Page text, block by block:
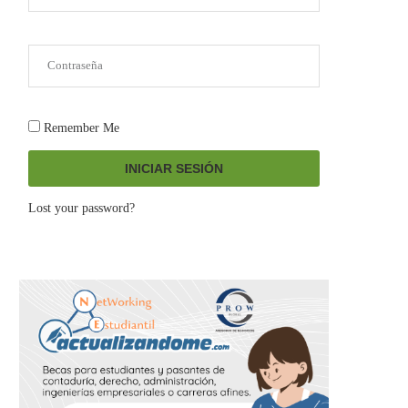
Remember Me
INICIAR SESIÓN
Lost your password?